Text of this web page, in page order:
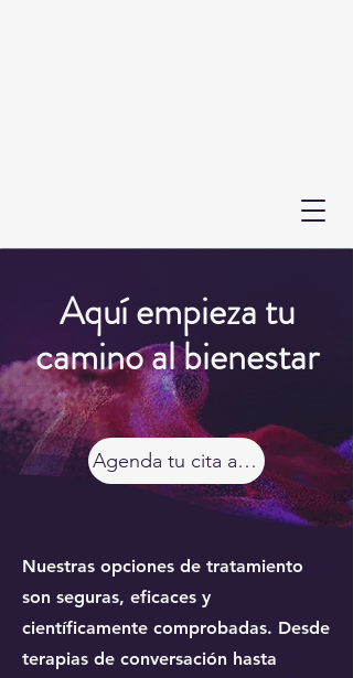
Aquí empieza tu
camino al bienestar
Agenda tu cita ahora
Nuestras opciones de tratamiento
son seguras, eficaces y
científicamente comprobadas. Desde
terapias de conversación hasta